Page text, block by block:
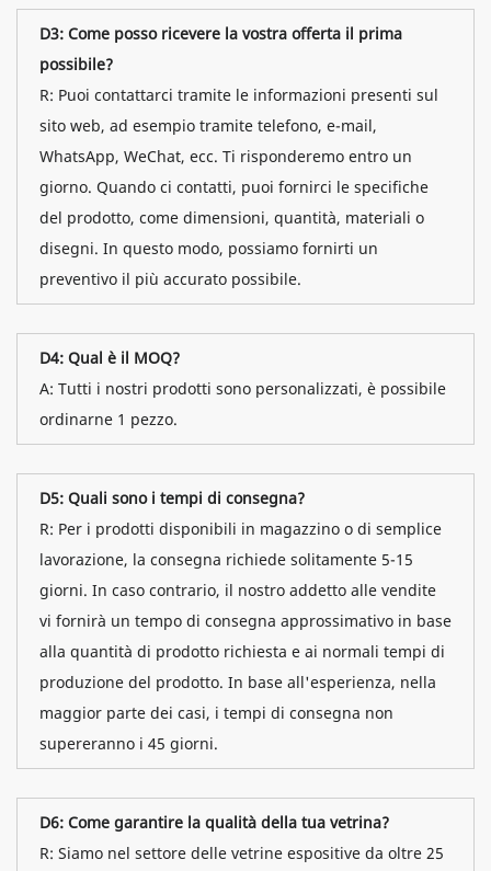
D3: Come posso ricevere la vostra offerta il prima
possibile?
R: Puoi contattarci tramite le informazioni presenti sul
sito web, ad esempio tramite telefono, e-mail,
WhatsApp, WeChat, ecc. Ti risponderemo entro un
giorno. Quando ci contatti, puoi fornirci le specifiche
del prodotto, come dimensioni, quantità, materiali o
disegni. In questo modo, possiamo fornirti un
preventivo il più accurato possibile.
D4: Qual è il MOQ?
A: Tutti i nostri prodotti sono personalizzati, è possibile
ordinarne 1 pezzo.
D5: Quali sono i tempi di consegna?
R: Per i prodotti disponibili in magazzino o di semplice
lavorazione, la consegna richiede solitamente 5-15
giorni. In caso contrario, il nostro addetto alle vendite
vi fornirà un tempo di consegna approssimativo in base
alla quantità di prodotto richiesta e ai normali tempi di
produzione del prodotto. In base all'esperienza, nella
maggior parte dei casi, i tempi di consegna non
supereranno i 45 giorni.
D6: Come garantire la qualità della tua vetrina?
R: Siamo nel settore delle vetrine espositive da oltre 25